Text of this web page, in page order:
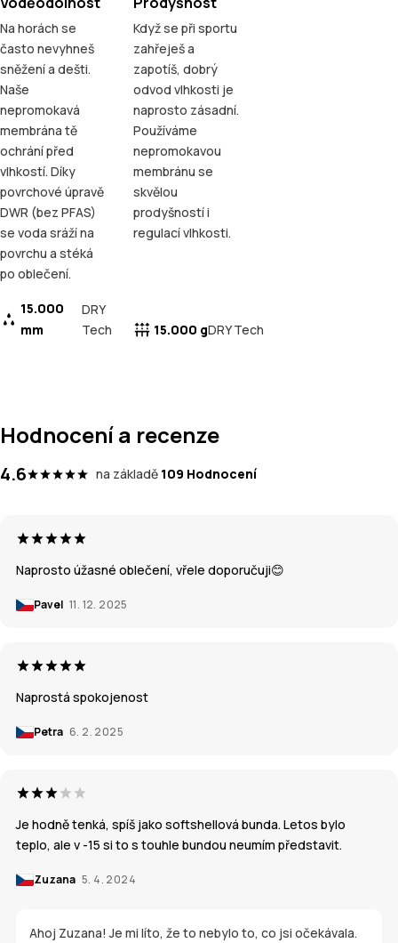
Na horách se
často nevyhneš
sněžení a dešti.
Naše
nepromokavá
membrána tě
ochrání před
vlhkostí. Díky
povrchové úpravě
DWR (bez PFAS)
se voda sráží na
povrchu a stéká
po oblečení.
15.000
mm
DRY
Tech
Když se při sportu
zahřeješ a
zapotíš, dobrý
odvod vlhkosti je
naprosto zásadní.
Používáme
nepromokavou
membránu se
skvělou
prodyšností i
regulací vlhkosti.
15.000 gDRY Tech
Hodnocení a recenze
4.6 na základě 109 Hodnocení
Naprosto úžasné oblečení, vřele doporučuji😊
Pavel 11. 12. 2025
Naprostá spokojenost
Petra 6. 2. 2025
Je hodně tenká, spíš jako softshellová bunda. Letos bylo
teplo, ale v -15 si to s touhle bundou neumím představit.
Zuzana 5. 4. 2024
Ahoj Zuzana! Je mi líto, že to nebylo to, co jsi očekávala.